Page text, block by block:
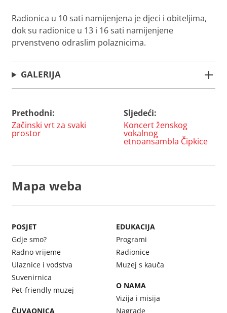
Radionica u 10 sati namijenjena je djeci i obiteljima,
dok su radionice u 13 i 16 sati namijenjene
prvenstveno odraslim polaznicima.
GALERIJA
Navigacija
objava
Prethodni:
Začinski vrt za svaki
prostor
Sljedeći:
Koncert ženskog
vokalnog
etnoansambla Čipkice
Mapa weba
POSJET
Gdje smo?
Radno vrijeme
Ulaznice i vodstva
Suvenirnica
Pet-friendly muzej
ČUVAONICA
EDUKACIJA
Programi
Radionice
Muzej s kauča
O NAMA
Vizija i misija
Nagrade